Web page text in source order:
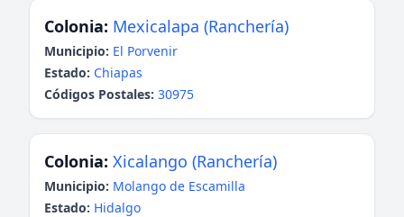
Colonia: Mexicalapa (Ranchería)
Municipio: El Porvenir
Estado: Chiapas
Códigos Postales: 30975
Colonia: Xicalango (Ranchería)
Municipio: Molango de Escamilla
Estado: Hidalgo